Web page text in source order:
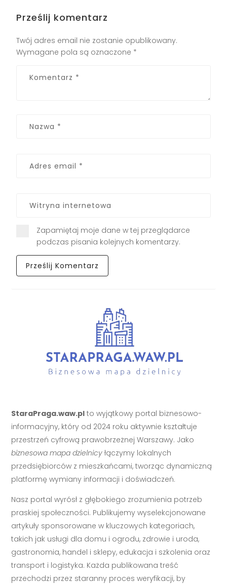
Prześlij komentarz
Twój adres email nie zostanie opublikowany.
Wymagane pola są oznaczone *
Zapamiętaj moje dane w tej przeglądarce
podczas pisania kolejnych komentarzy.
StaraPraga.waw.pl to wyjątkowy portal biznesowo-
informacyjny, który od 2024 roku aktywnie kształtuje
przestrzeń cyfrową prawobrzeżnej Warszawy. Jako
biznesowa mapa dzielnicy łączymy lokalnych
przedsiębiorców z mieszkańcami, tworząc dynamiczną
platformę wymiany informacji i doświadczeń.
Nasz portal wyrósł z głębokiego zrozumienia potrzeb
praskiej społeczności. Publikujemy wyselekcjonowane
artykuły sponsorowane w kluczowych kategoriach,
takich jak usługi dla domu i ogrodu, zdrowie i uroda,
gastronomia, handel i sklepy, edukacja i szkolenia oraz
transport i logistyka. Każda publikowana treść
przechodzi przez staranny proces weryfikacji, by